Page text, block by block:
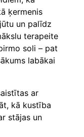
ķermenis
un palīdz
terapeite
soli – pat
labākai
ar
kā kustība
stājas un